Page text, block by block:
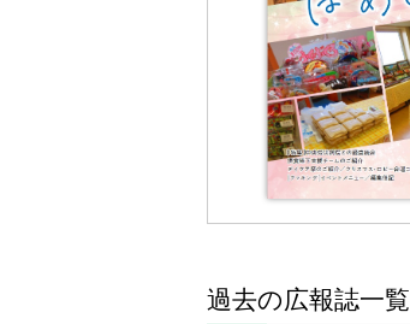
過去の広報誌一覧